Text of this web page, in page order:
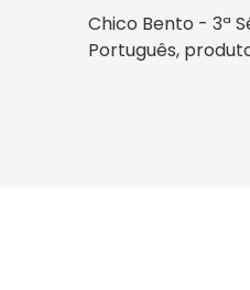
Chico Bento - 3ª
Português,